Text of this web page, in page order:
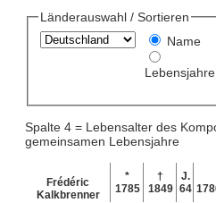
Länderauswahl / Sortieren
Name
Lebensjahre
Spalte 4 = Lebensalter des
gemeinsamen Lebensjahre
Frédéric
Kalkbrenner
*
1785
†
1849
J.
64